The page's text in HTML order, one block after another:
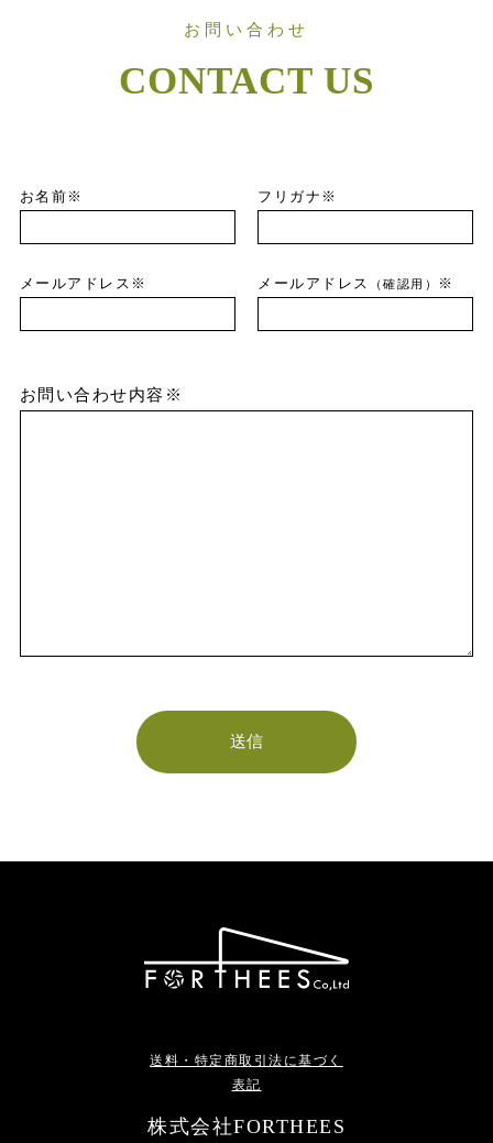
お問い合わせ
CONTACT US
お名前※ フリガナ※
メールアドレス※ メールアドレス （確認用） ※
お問い合わせ内容※
送料・特定商取引法に基づく
表記
株式会社FORTHEES